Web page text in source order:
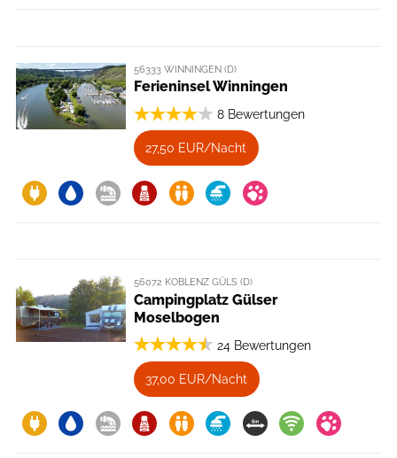
56333 WINNINGEN (D)
Ferieninsel Winningen
8 Bewertungen
27,50 EUR/Nacht
56072 KOBLENZ GÜLS (D)
Campingplatz Gülser
Moselbogen
24 Bewertungen
37,00 EUR/Nacht